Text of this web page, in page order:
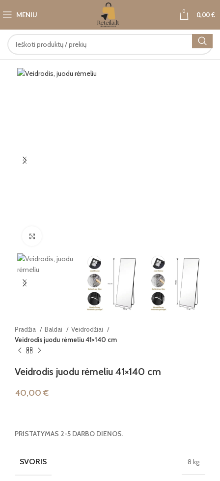
MENIU 0 0,00€
Pradžia Baldai
Veidrodžiai
Veidrodis juodu rėmeliu 41×140 cm
Veidrodis juodu rėmeliu 41×140 cm
40,00€
PRISTATYMAS 2-5 DARBO DIENOS.
SVORIS 8 kg